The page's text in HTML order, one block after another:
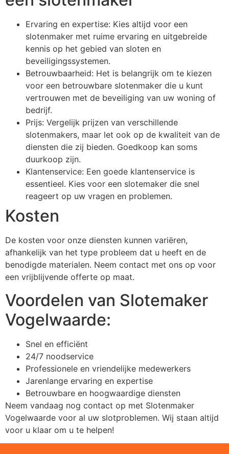
Ervaring en expertise: Kies altijd voor een
slotenmaker met ruime ervaring en uitgebreide
kennis op het gebied van sloten en
beveiligingssystemen.
Betrouwbaarheid: Het is belangrijk om te kiezen
voor een betrouwbare slotenmaker die u kunt
vertrouwen met de beveiliging van uw woning of
bedrijf.
Prijs: Vergelijk prijzen van verschillende
slotenmakers, maar let ook op de kwaliteit van de
diensten die zij bieden. Goedkoop kan soms
duurkoop zijn.
Klantenservice: Een goede klantenservice is
essentieel. Kies voor een slotemaker die snel
reageert op uw vragen en problemen.
Kosten
De kosten voor onze diensten kunnen variëren,
afhankelijk van het type probleem dat u heeft en de
benodigde materialen. Neem contact met ons op voor
een vrijblijvende offerte op maat.
Voordelen van Slotemaker
Vogelwaarde:
Snel en efficiënt
24/7 noodservice
Professionele en vriendelijke medewerkers
Jarenlange ervaring en expertise
Betrouwbare en hoogwaardige diensten
Neem vandaag nog contact op met Slotenmaker
Vogelwaarde voor al uw slotproblemen. Wij staan altijd
voor u klaar om u te helpen!